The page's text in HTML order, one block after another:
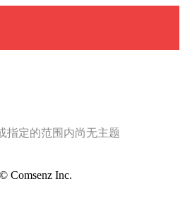
指定的范围内尚无主题
© Comsenz Inc.